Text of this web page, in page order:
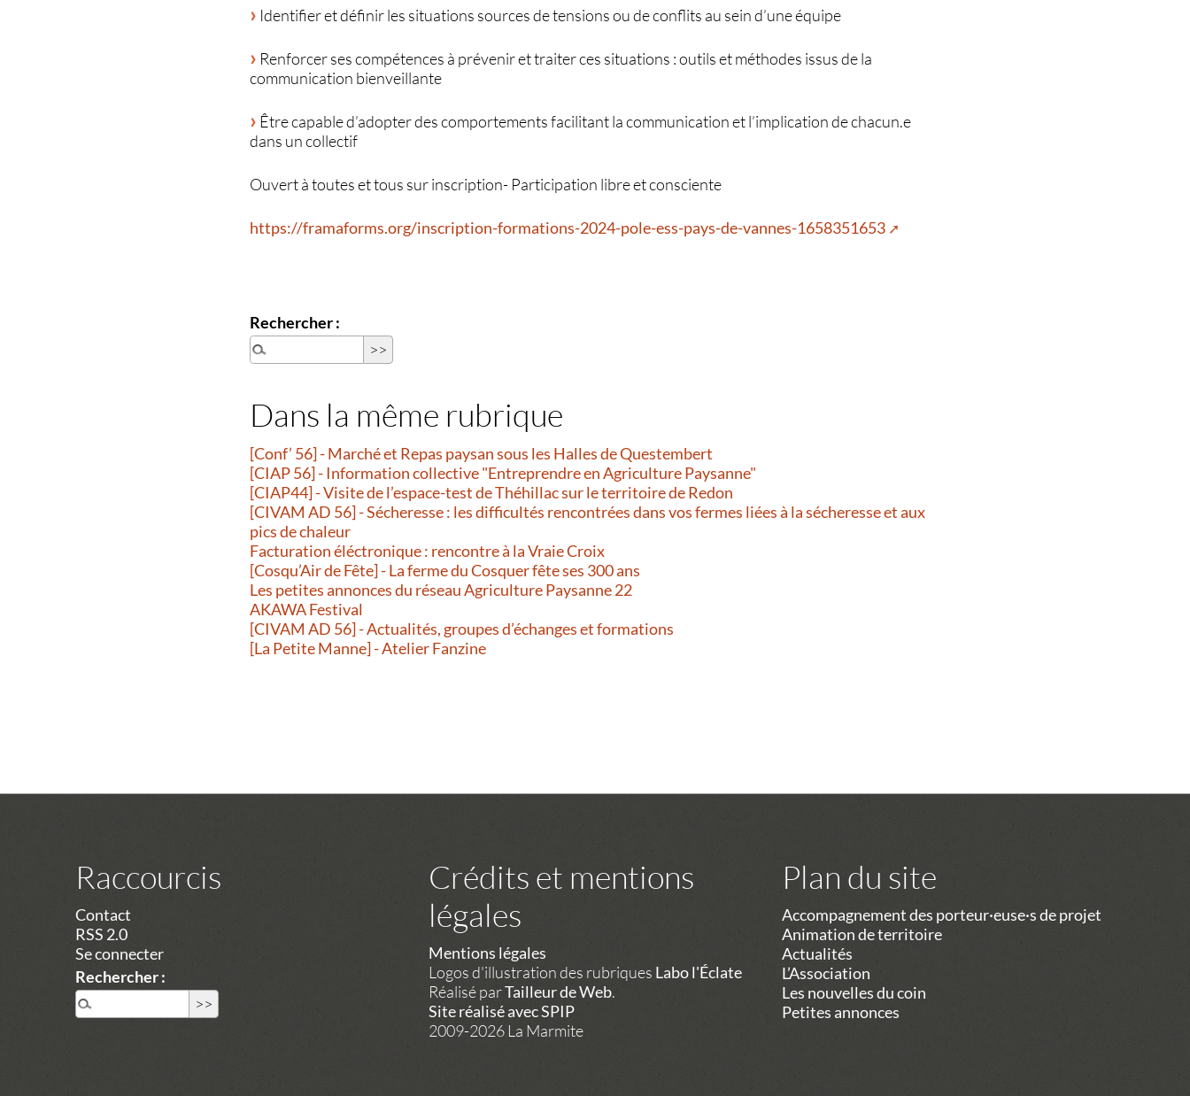
Identifier et définir les situations sources de tensions ou de conflits au sein d’une équipe
Renforcer ses compétences à prévenir et traiter ces situations : outils et méthodes issus de la
communication bienveillante
Être capable d’adopter des comportements facilitant la communication et l’implication de chacun.e
dans un collectif
Ouvert à toutes et tous sur inscription- Participation libre et consciente
https://framaforms.org/inscription-formations-2024-pole-ess-pays-de-vannes-1658351653
Rechercher :
Dans la même rubrique
[Conf’ 56] - Marché et Repas paysan sous les Halles de Questembert
[CIAP 56] - Information collective "Entreprendre en Agriculture Paysanne"
[CIAP44] - Visite de l’espace-test de Théhillac sur le territoire de Redon
[CIVAM AD 56] - Sécheresse : les difficultés rencontrées dans vos fermes liées à la sécheresse et aux
pics de chaleur
Facturation éléctronique : rencontre à la Vraie Croix
[Cosqu’Air de Fête] - La ferme du Cosquer fête ses 300 ans
Les petites annonces du réseau Agriculture Paysanne 22
AKAWA Festival
[CIVAM AD 56] - Actualités, groupes d’échanges et formations
[La Petite Manne] - Atelier Fanzine
Raccourcis
Contact
RSS 2.0
Se connecter
Rechercher :
Crédits et mentions
légales
Mentions légales
Logos d'illustration des rubriques Labo l'Éclate
Réalisé parTailleur de Web.
Site réalisé avec SPIP
2009-2026 La Marmite
Plan du site
Accompagnement des porteur·euse·s de projet
Animation de territoire
Actualités
L’Association
Les nouvelles du coin
Petites annonces